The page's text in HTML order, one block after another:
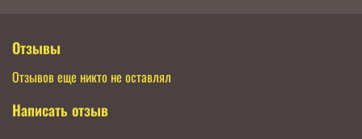
Отзывы
Отзывов еще никто не оставлял
Написать отзыв